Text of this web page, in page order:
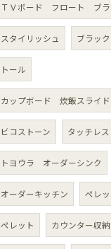
ＴＶボード フロート ブラ
スタイリッシュ ブラッ
トール
カップボード 炊飯スライ
ビコストーン タッチレス
トヨウラ オーダーシンク
オーダーキッチン ペレ
ペレット カウンター収納